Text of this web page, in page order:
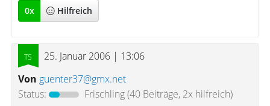
0x Hilfreich
25. Januar 2006 | 13:06
Von guenter37@gmx.net
Status:
Frischling(40 Beiträge, 2x hilfreich)